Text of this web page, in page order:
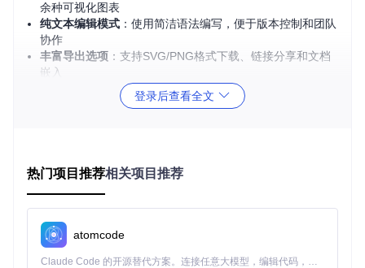
余种可视化图表
纯文本编辑模式 ：使用简洁语法编写，便于版本控制和团队
协作
丰富导出选项 ：支持SVG/PNG格式下载、链接分享和文档
嵌入
：基于Svelte框架开发，代码完全开放可定制
目标：在本地计算机上搭建完整的开发环境
克隆项目仓库到本地
git clone
cd
登录后查看全文
热门项目推荐相关项目推荐
atomcode
Claude Code 的开源替代方案。连接任意大模型，编辑代码，运行命令，自动验证 — 全自动执行。用 Rust 构建，极致性能。 ｜ An open-source alternative to Claude Code. Connect any LLM, edit code, run commands, and verify changes — autonomously. Built in Rust for speed. Get Started